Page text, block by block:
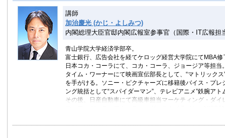
講師
加治慶光 (かじ・よしみつ)
内閣総理大臣官邸内閣広報室参事官（国際・IT広報担
青山学院大学経済学部卒。
富士銀行、広告会社を経てケロッグ経営大学院にてMBA修
日本コカ・コーラにて、コカ・コーラ、ジョージア等担当
タイム・ワーナーにて映画宣伝部長として、“マトリックス
を手がける。ソニー・ピクチャーズに移籍後バイス・プレ
ング統括として“スパイダーマン”、テレビアニメ”鉄腕アト
その後、日産自動車にて高級車担当マーケティング・ダイ
欧、亜における海外事業戦略構築・実施を担当。後、東京